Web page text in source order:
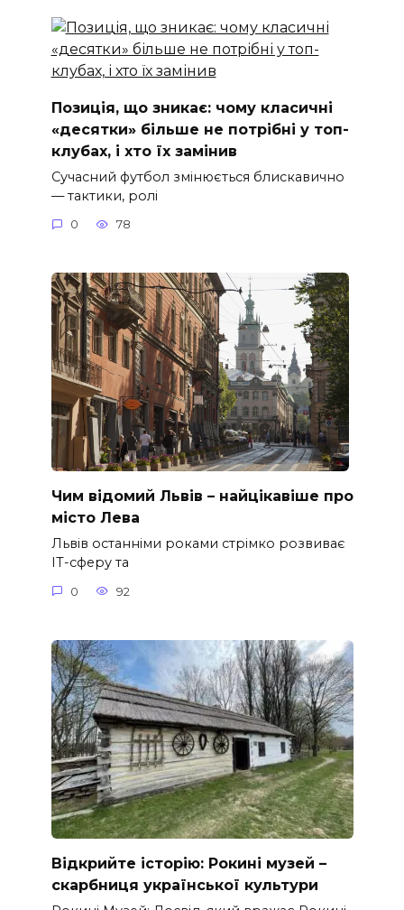
Позиція, що зникає: чому класичні
«десятки» більше не потрібні у топ-
клубах, і хто їх замінив
Сучасний футбол змінюється блискавично
— тактики, ролі
0 78
Чим відомий Львів – найцікавіше про
місто Лева
Львів останніми роками стрімко розвиває
ІТ-сферу та
0 92
Відкрийте історію: Рокині музей –
скарбниця української культури